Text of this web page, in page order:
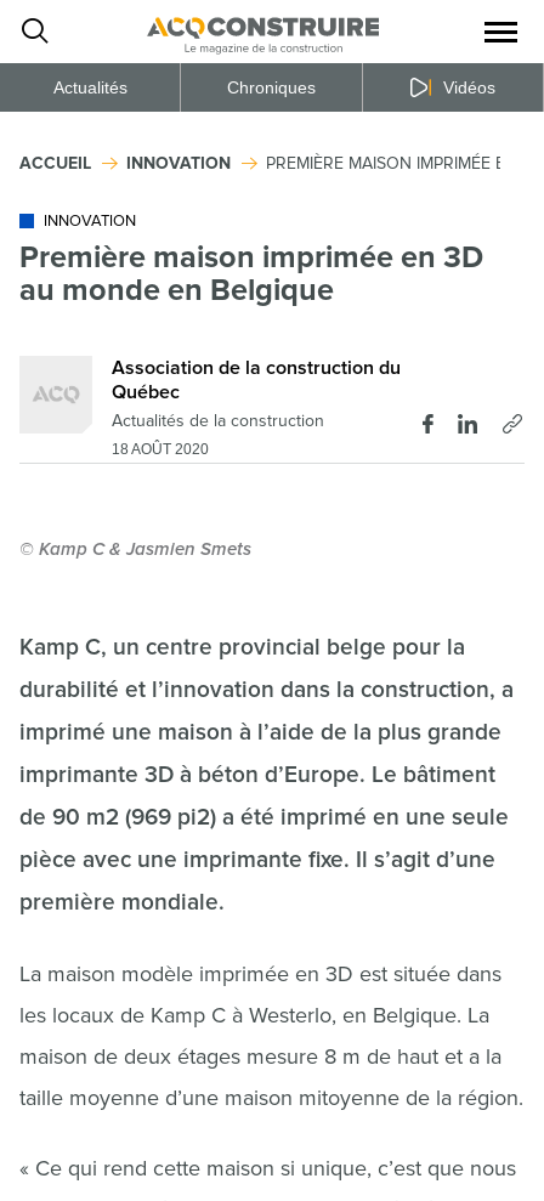
la
du
Actualités Chroniques Vidéos
ACCUEIL INNOVATION PREMIÈRE MAISON IMPRIMÉE EN
INNOVATION
Première maison imprimée en 3D
au monde en Belgique
Association de la construction du
Québec
Actualités de la construction
18 AOÛT 2020
© Kamp C & Jasmien Smets
Kamp C, un centre provincial belge pour la
durabilité et l’innovation dans la construction, a
imprimé une maison à l’aide de la plus grande
imprimante 3D à béton d’Europe. Le bâtiment
de 90 m2 (969 pi2) a été imprimé en une seule
pièce avec une imprimante fixe. Il s’agit d’une
première mondiale.
La maison modèle imprimée en 3D est située dans
les locaux de Kamp C à Westerlo, en Belgique. La
maison de deux étages mesure 8 m de haut et a la
taille moyenne d’une maison mitoyenne de la région.
« Ce qui rend cette maison si unique, c’est que nous